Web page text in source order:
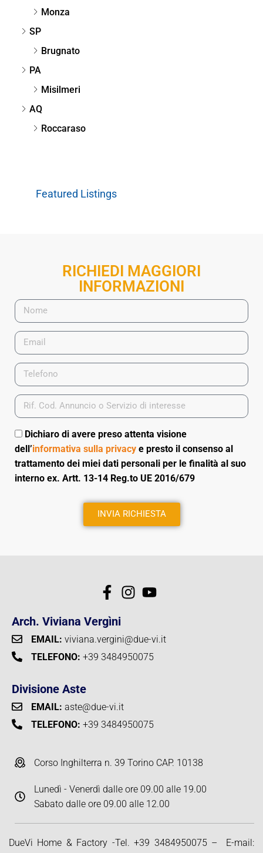
Monza
SP
Brugnato
PA
Misilmeri
AQ
Roccaraso
Featured Listings
RICHIEDI MAGGIORI
INFORMAZIONI
Dichiaro di avere preso attenta visione
dell’informativa sulla privacy e presto il consenso al
trattamento dei miei dati personali per le finalità al suo
interno ex. Artt. 13-14 Reg.to UE 2016/679
INVIA RICHIESTA
Arch. Viviana Vergìni
EMAIL: viviana.vergini@due-vi.it
TELEFONO: +39 3484950075
Divisione Aste
EMAIL: aste@due-vi.it
TELEFONO: +39 3484950075
Corso Inghilterra n. 39 Torino CAP. 10138
Lunedì - Venerdì dalle ore 09.00 alle 19.00
Sabato dalle ore 09.00 alle 12.00
DueVi Home & Factory -Tel.+39 3484950075– E-mail: